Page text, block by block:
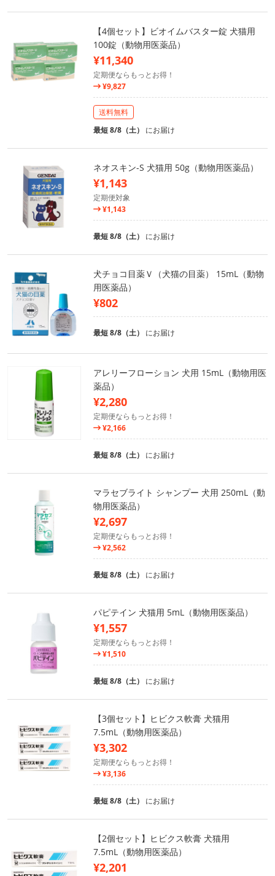
【4個セット】ビオイムバスター錠 犬猫用
100錠（動物用医薬品）
¥11,340
定期便ならもっとお得！
¥9,827
送料無料
最短 8/8（土） にお届け
ネオスキン-S 犬猫用 50g（動物用医薬品）
¥1,143
定期便対象
¥1,143
最短 8/8（土） にお届け
犬チョコ目薬Ｖ（犬猫の目薬） 15mL（動物
用医薬品）
¥802
最短 8/8（土） にお届け
アレリーフローション 犬用 15mL（動物用医
薬品）
¥2,280
定期便ならもっとお得！
¥2,166
最短 8/8（土） にお届け
マラセブライト シャンプー 犬用 250mL（動
物用医薬品）
¥2,697
定期便ならもっとお得！
¥2,562
最短 8/8（土） にお届け
パピテイン 犬猫用 5mL（動物用医薬品）
¥1,557
定期便ならもっとお得！
¥1,510
最短 8/8（土） にお届け
【3個セット】ヒビクス軟膏 犬猫用
7.5mL（動物用医薬品）
¥3,302
定期便ならもっとお得！
¥3,136
最短 8/8（土） にお届け
【2個セット】ヒビクス軟膏 犬猫用
7.5mL（動物用医薬品）
¥2,201